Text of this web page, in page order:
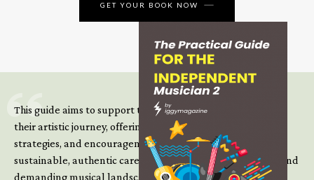
GET YOUR BOOK NOW
This guide aims to support those climbing the next steps of
their artistic journey, offering practical insight, updated
strategies, and encouragement to continue building
sustainable, authentic careers in an increasingly complex and
demanding musical landscape.